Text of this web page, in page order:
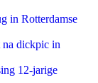
in Rotterdamse
na dickpic in
12-jarige